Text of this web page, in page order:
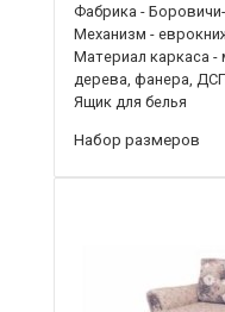
Фабрика -
Механизм -
Материал каркаса -
дерева, фанера,
Ящик для белья
Набор размеров